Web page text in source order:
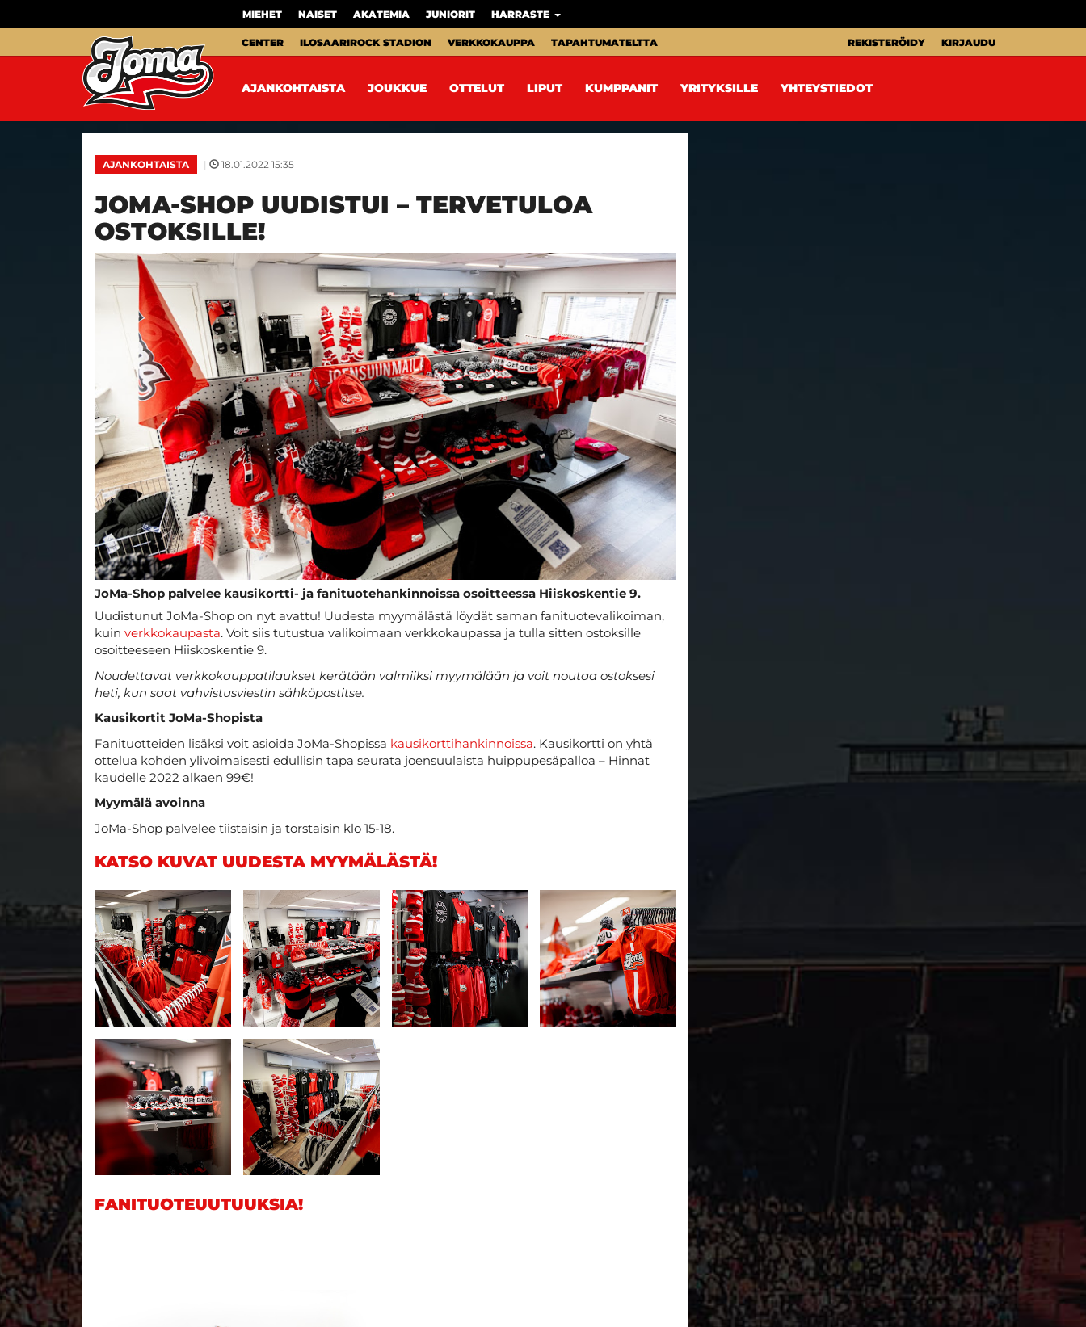
MIEHET NAISET AKATEMIA JUNIORIT HARRASTE
CENTER ILOSAARIROCK STADION VERKKOKAUPPA TAPAHTUMATELTTA REKISTERÖIDY KIRJAUDU
AJANKOHTAISTA JOUKKUE OTTELUT LIPUT KUMPPANIT YRITYKSILLE YHTEYSTIEDOT
AJANKOHTAISTA | 18.01.2022 15:35
JOMA-SHOP UUDISTUI – TERVETULOA
OSTOKSILLE!
JoMa-Shop palvelee kausikortti- ja fanituotehankinnoissa osoitteessa Hiiskoskentie 9.
Uudistunut JoMa-Shop on nyt avattu! Uudesta myymälästä löydät saman fanituotevalikoiman,
kuin verkkokaupasta. Voit siis tutustua valikoimaan verkkokaupassa ja tulla sitten ostoksille
osoitteeseen Hiiskoskentie 9.
Noudettavat verkkokauppatilaukset kerätään valmiiksi myymälään ja voit noutaa ostoksesi
heti, kun saat vahvistusviestin sähköpostitse.
Kausikortit JoMa-Shopista
Fanituotteiden lisäksi voit asioida JoMa-Shopissa kausikorttihankinnoissa. Kausikortti on yhtä
ottelua kohden ylivoimaisesti edullisin tapa seurata joensuulaista huippupesäpalloa – Hinnat
kaudelle 2022 alkaen 99€!
Myymälä avoinna
JoMa-Shop palvelee tiistaisin ja torstaisin klo 15-18.
KATSO KUVAT UUDESTA MYYMÄLÄSTÄ!
FANITUOTEUUTUUKSIA!